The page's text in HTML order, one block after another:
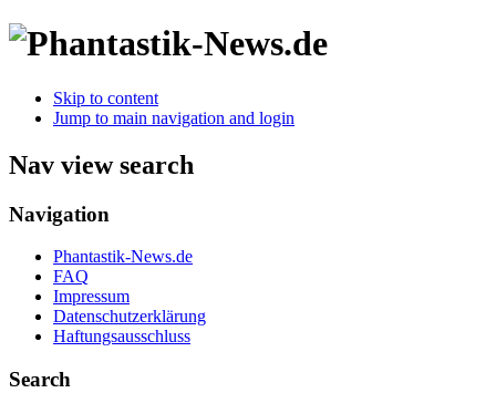
Skip to content
Jump to main navigation and login
Nav view search
Navigation
Phantastik-News.de
FAQ
Impressum
Datenschutzerklärung
Haftungsausschluss
Search